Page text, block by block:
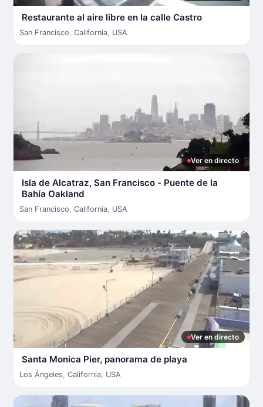
Restaurante al aire libre en la calle Castro
San Francisco, California, USA
Ver en directo
Isla de Alcatraz, San Francisco - Puente de la
Bahía Oakland
San Francisco, California, USA
Ver en directo
Santa Monica Pier, panorama de playa
Los Ángeles, California, USA